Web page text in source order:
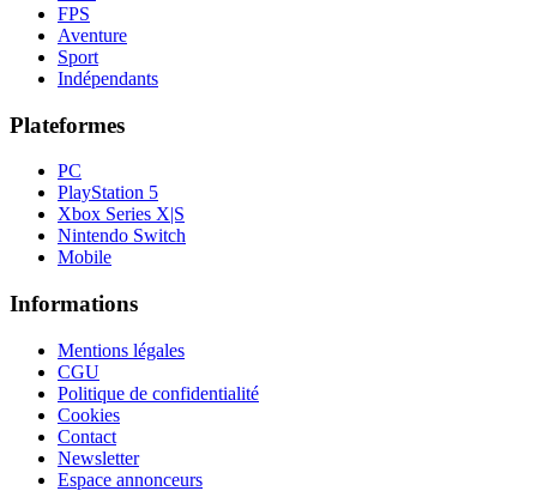
FPS
Aventure
Sport
Indépendants
Plateformes
PC
PlayStation 5
Xbox Series X|S
Nintendo Switch
Mobile
Informations
Mentions légales
CGU
Politique de confidentialité
Cookies
Contact
Newsletter
Espace annonceurs